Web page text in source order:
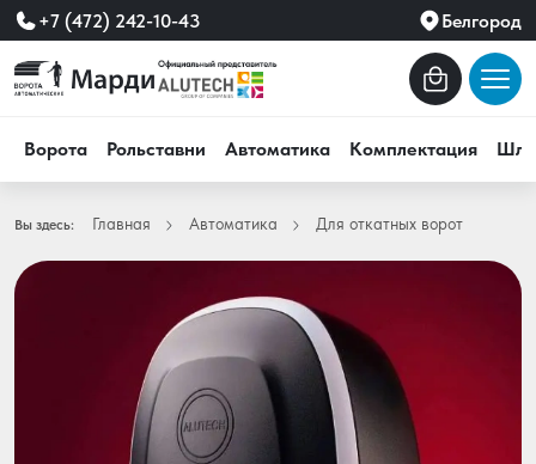
+7 (472) 242-10-43 Белгород
Ворота Рольставни Автоматика Комплектация
Вы здесь: Главная Автоматика Для откатных ворот